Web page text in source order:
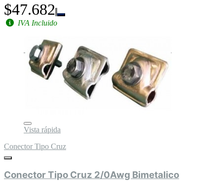
$47.682
IVA Incluido
Vista rápida
Conector Tipo Cruz
Conector Tipo Cruz 2/0Awg Bimetalico